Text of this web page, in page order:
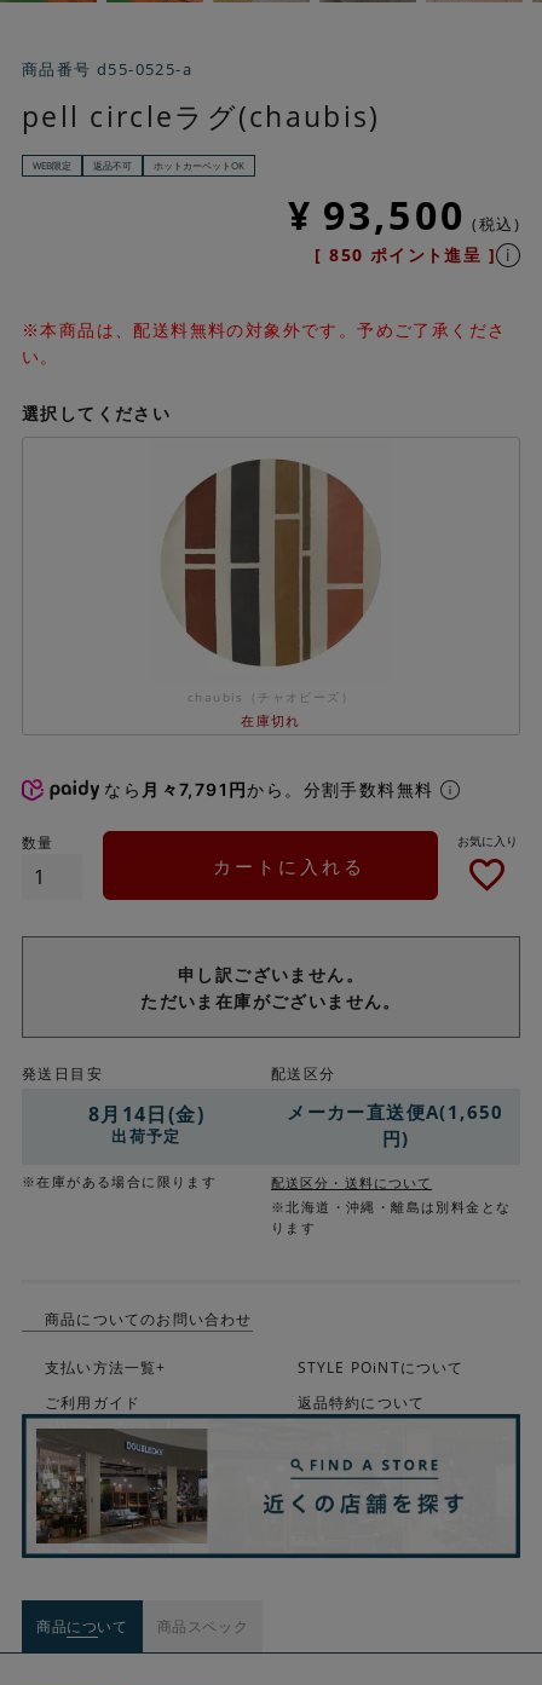
商品番号 d55-0525-a
pell circleラグ(chaubis)
WEB限定 返品不可 ホットカーペットOK
¥ 93,500 税込
[ 850 ポイント進呈 ]
※本商品は、配送料無料の対象外です。予めご了承くださ
い。
選択してください
chaubis（チャオビーズ）
在庫切れ
なら 月々7,791円から。分割手数料無料
カートに入れる
申し訳ございません。
ただいま在庫がございません。
発送日目安
8月14日(金)
出荷予定
※在庫がある場合に限ります
配送区分
メーカー直送便A(1,650
円)
配送区分・送料について
※北海道・沖縄・離島は別料金とな
ります
商品についてのお問い合わせ
支払い方法一覧+
STYLE POiNTについて
ご利用ガイド
返品特約について
商品について 商品スペック